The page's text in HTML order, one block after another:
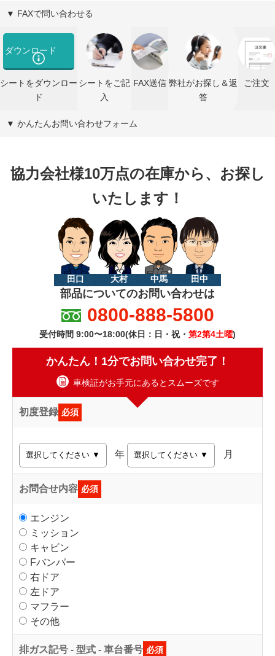
▼ FAXで問い合わせる
ダウンロード
シートをダウンロー
ド
シートをご記
入
FAX送信 弊社がお探し＆返
答
ご注文
▼ かんたんお問い合わせフォーム
協力会社様10万点の在庫から、お探し
いたします！
田口 大村 中馬 田中
部品についてのお問い合わせは
0800-888-5800
受付時間 9:00〜18:00(休日：日・祝・ 第2第4土曜)
かんたん！1分でお問い合わせ完了！
車検証がお手元にあるとスムーズです
初度登録 必須
年 月
お問合せ内容 必須
エンジン
ミッション
キャビン
Fバンパー
右ドア
左ドア
マフラー
その他
排ガス記号 - 型式 - 車台番号 必須